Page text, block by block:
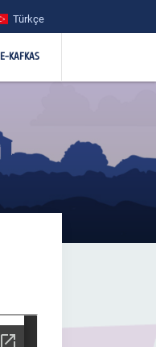
Türkçe
E-KAFKAS